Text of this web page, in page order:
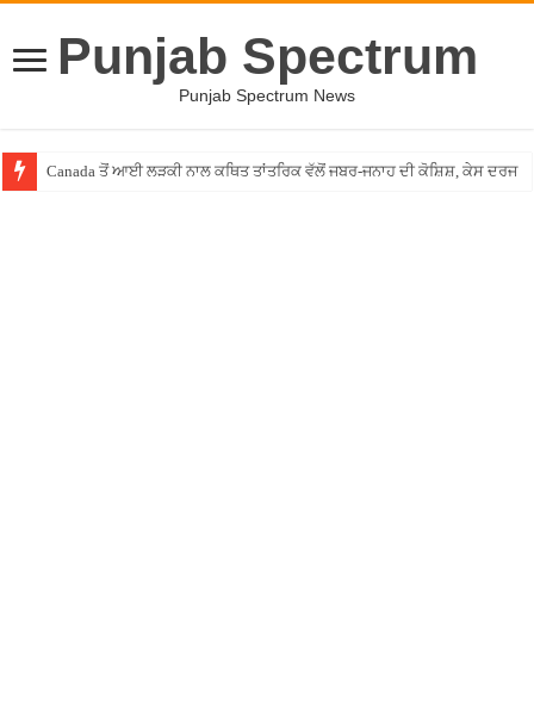
Punjab Spectrum
Punjab Spectrum News
Canada ਤੋਂ ਆਈ ਲੜਕੀ ਨਾਲ ਕਥਿਤ ਤਾਂਤਰਿਕ ਵੱਲੋਂ ਜਬਰ-ਜਨਾਹ ਦੀ ਕੋਸ਼ਿਸ਼, ਕੇਸ ਦਰਜ